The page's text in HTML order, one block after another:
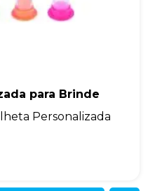
para Brinde
Personalizada